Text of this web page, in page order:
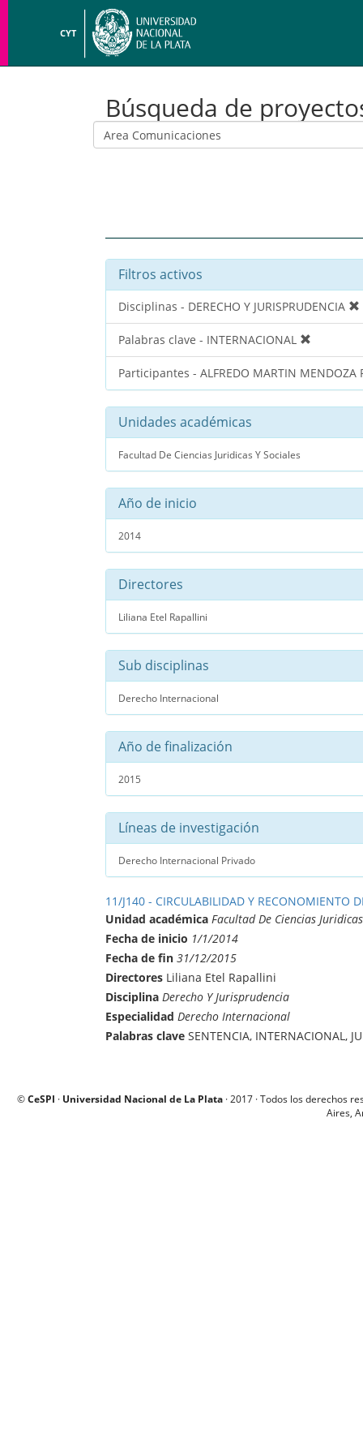
CYT
Búsqueda de
Filtros activos
Disciplinas - DERECHO Y JURISPRUDENCIA
Palabras clave - INTERNACIONAL
Participantes - ALFREDO MARTIN MENDOZA
Unidades académicas
Facultad De Ciencias Juridicas Y Sociales
Año de inicio
2014
Directores
Liliana Etel Rapallini
Sub disciplinas
Derecho Internacional
Año de finalización
2015
Líneas de investigación
Derecho Internacional Privado
11/J140 - CIRCULABILIDAD Y RECONOMIENTO
Unidad académica Facultad De Ciencias
Fecha de inicio 1/1/2014
Fecha de fin 31/12/2015
Directores Liliana Etel Rapallini
Disciplina Derecho Y Jurisprudencia
Especialidad Derecho Internacional
Palabras clave SENTENCIA, INTERNACIONAL,
©CeSPI · Universidad Nacional de La Plata · 2017 · Todos los derechos
Aires,